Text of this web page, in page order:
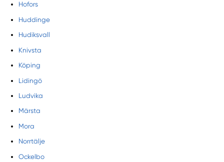
Hofors
Huddinge
Hudiksvall
Knivsta
Köping
Lidingö
Ludvika
Märsta
Mora
Norrtälje
Ockelbo